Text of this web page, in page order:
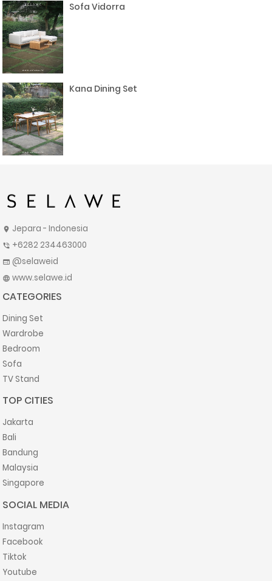
Sofa Vidorra
Kana Dining Set
location_on Jepara - Indonesia
phone_in_talk +6282 234463000
web @selaweid
language www.selawe.id
CATEGORIES
Dining Set
Wardrobe
Bedroom
Sofa
TV Stand
TOP CITIES
Jakarta
Bali
Bandung
Malaysia
Singapore
SOCIAL MEDIA
Instagram
Facebook
Tiktok
Youtube